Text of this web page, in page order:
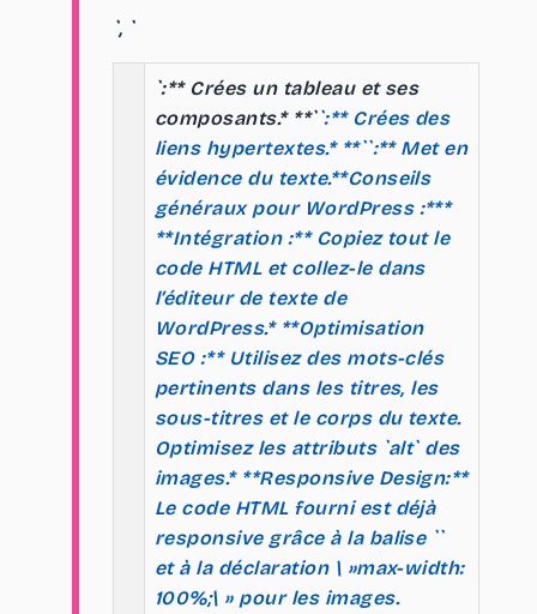
`, `
`:** Crées un tableau et ses
composants.* **``:** Crées des
liens hypertextes.* **``:** Met en
évidence du texte.**Conseils
généraux pour WordPress :***
**Intégration :** Copiez tout le
code HTML et collez-le dans
l’éditeur de texte de
WordPress.* **Optimisation
SEO :** Utilisez des mots-clés
pertinents dans les titres, les
sous-titres et le corps du texte.
Optimisez les attributs `alt` des
images.* **Responsive Design:**
Le code HTML fourni est déjà
responsive grâce à la balise ``
et à la déclaration \ »max-width:
100%;\ » pour les images.